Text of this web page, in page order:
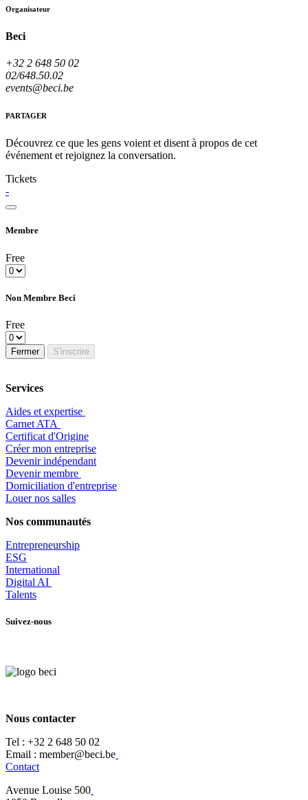
Organisateur
Beci
+32 2 648 50 02
02/648.50.02
events@beci.be
PARTAGER
Découvrez ce que les gens voient et disent à propos de cet
événement et rejoignez la conversation.
Tickets
-
Membre
Free
Non Membre Beci
Free
Fermer S'inscrire
Services
Aides et expertise
​Carnet ATA
Certificat d'Origine
Créer mon entreprise
Devenir indépendant
Devenir membre
​Domiciliation d'entreprise
Louer nos salles
Nos communautés
Entrepreneurship
ESG
International
Digital AI
Talents
Suivez-nous
Nous contacter
Tel : +32 2 648 50 02​
​​Email : member@beci.be
Contact
Avenue Louise 500